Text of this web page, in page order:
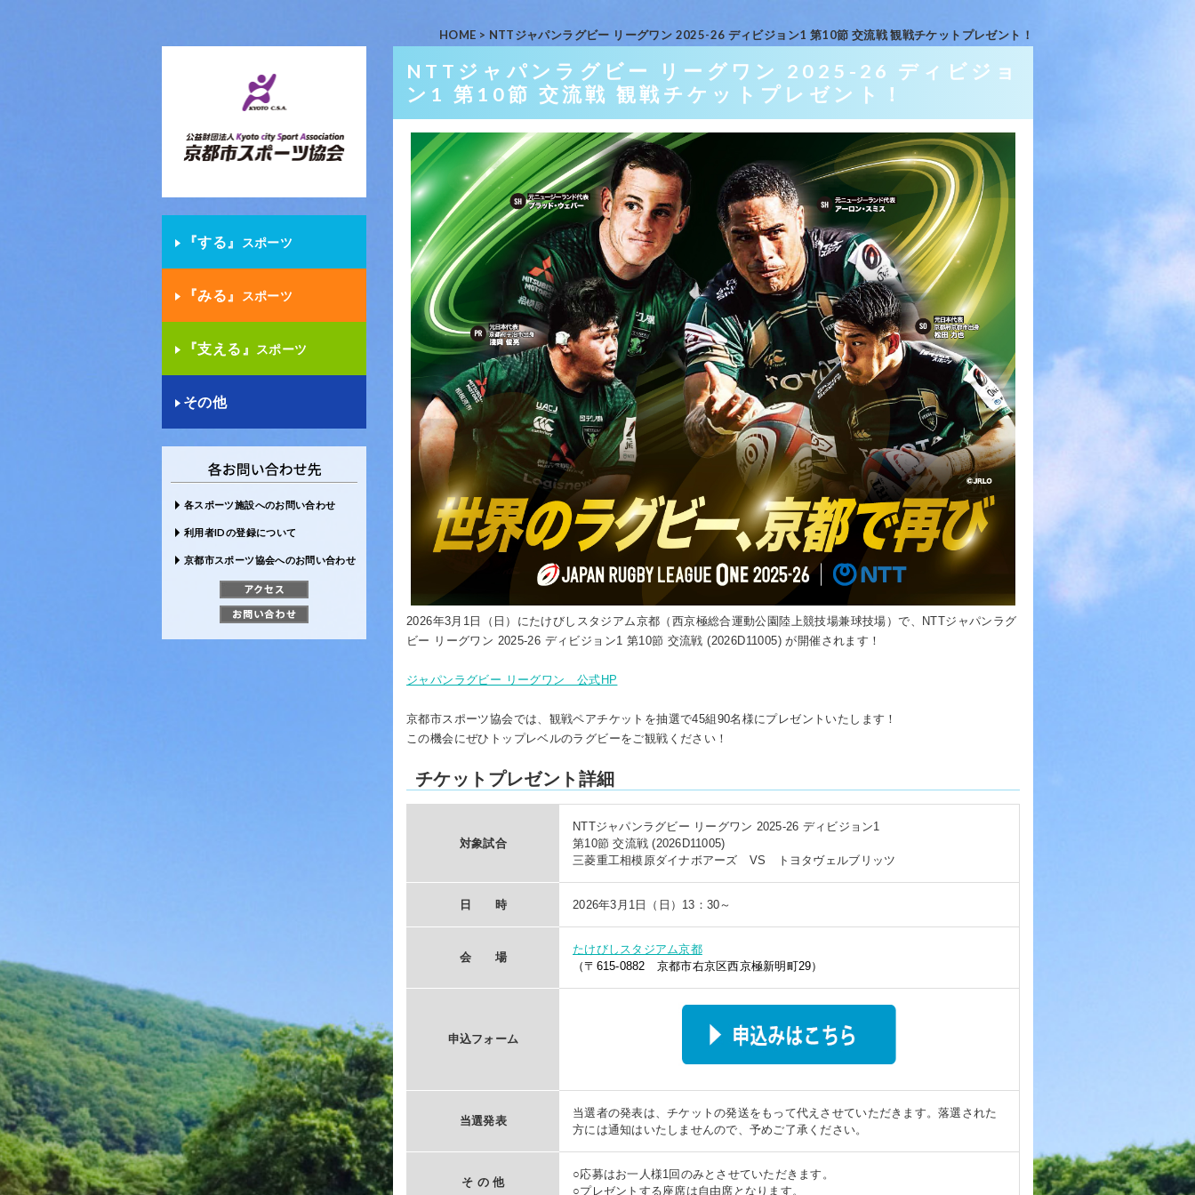
HOME > NTTジャパンラグビー リーグワン 2025-26 ディビジョン1 第10節 交流戦 観戦チケットプレゼント！
NTTジャパンラグビー リーグワン 2025-26 ディビジョ
ン1 第10節 交流戦 観戦チケットプレゼント！
2026年3月1日（日）にたけびしスタジアム京都（西京極総合運動公園陸上競技場兼球技場）で、NTTジャパンラグ
ビー リーグワン 2025-26 ディビジョン1 第10節 交流戦 (2026D11005) が開催されます！
ジャパンラグビー リーグワン 公式HP
京都市スポーツ協会では、観戦ペアチケットを抽選で45組90名様にプレゼントいたします！
この機会にぜひトップレベルのラグビーをご観戦ください！
チケットプレゼント詳細
対象試合
NTTジャパンラグビー リーグワン 2025-26 ディビジョン1
第10節 交流戦 (2026D11005)
三菱重工相模原ダイナボアーズ VS トヨタヴェルブリッツ
日 時 2026年3月1日（日）13：30～
会 場
たけびしスタジアム京都
（〒615-0882 京都市右京区西京極新明町29）
申込フォーム
当選発表
当選者の発表は、チケットの発送をもって代えさせていただきます。落選された
方には通知はいたしませんので、予めご了承ください。
そ の 他
○応募はお一人様1回のみとさせていただきます。
○プレゼントする座席は自由席となります。
『する』 スポーツ
『みる』 スポーツ
『支える』 スポーツ
その他
各スポーツ施設へのお問い合わせ
利用者IDの登録について
京都市スポーツ協会へのお問い合わせ